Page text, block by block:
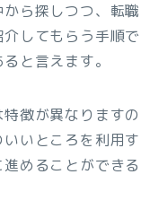
ら探しつつ、転職
してもらう手順で
と言えます。
徴が異なりますの
いところを利用す
めることができる